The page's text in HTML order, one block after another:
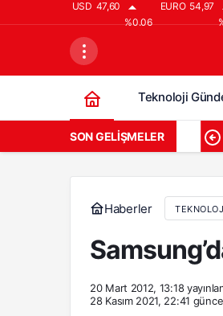
USD 47,60
%0.06
EURO 54,97
Teknoloji
SON GELIŞMELER
Haberler
20 Mart 2012, 13:18
28 Kasım 2021, 22:41